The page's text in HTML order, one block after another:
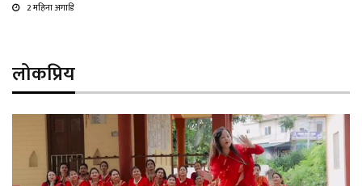
2 महिना अगाडि
लोकप्रिय